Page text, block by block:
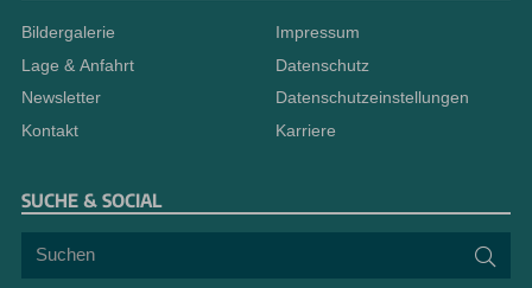
Bildergalerie
Lage & Anfahrt
Newsletter
Kontakt
Impressum
Datenschutz
Datenschutzeinstellungen
Karriere
SUCHE & SOCIAL
Suchen